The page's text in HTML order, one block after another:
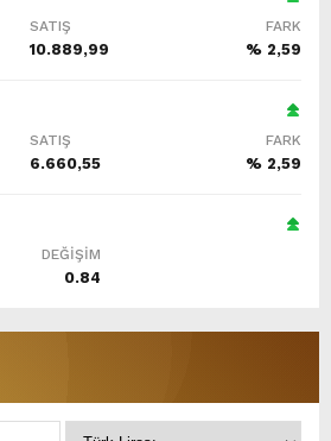
SATIŞ FARK
10.889,99 % 2,59
SATIŞ FARK
6.660,55 % 2,59
DEĞİŞİM
0.84